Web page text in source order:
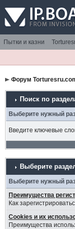
Пытки и казни
Форум
Поиск по
Выберите нужный
Введите ключевые
Выберите
Выберите нужный
Преимущества
Как
Cookies и их
Преимущества